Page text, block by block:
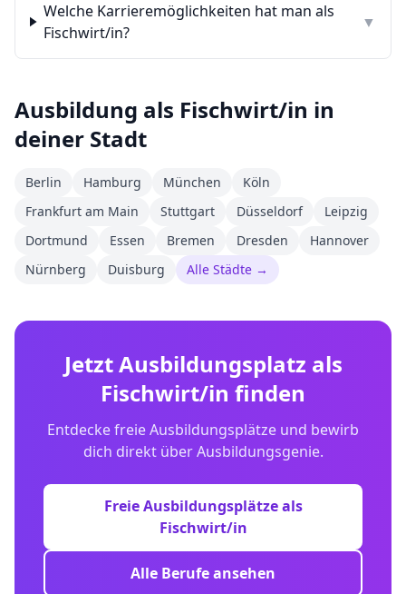
Welche Karrieremöglichkeiten hat man als
Fischwirt/in?
▼
Ausbildung als Fischwirt/in in
deiner Stadt
Berlin Hamburg München
Köln
Frankfurt am Main
Stuttgart Düsseldorf
Leipzig
Dortmund
Essen Bremen Dresden
Hannover
Nürnberg
Duisburg Alle Städte →
Jetzt Ausbildungsplatz als
Fischwirt/in finden
Entdecke freie Ausbildungsplätze und bewirb
dich direkt über Ausbildungsgenie.
Freie Ausbildungsplätze als
Fischwirt/in
Alle Berufe ansehen